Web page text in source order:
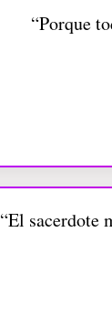
“Porque
“El sacerdote